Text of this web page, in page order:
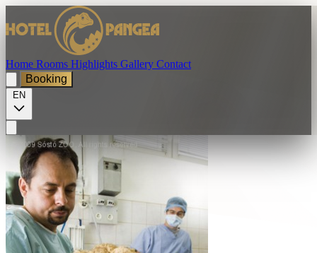
Home Rooms Highlights Gallery Contact
Booking
EN